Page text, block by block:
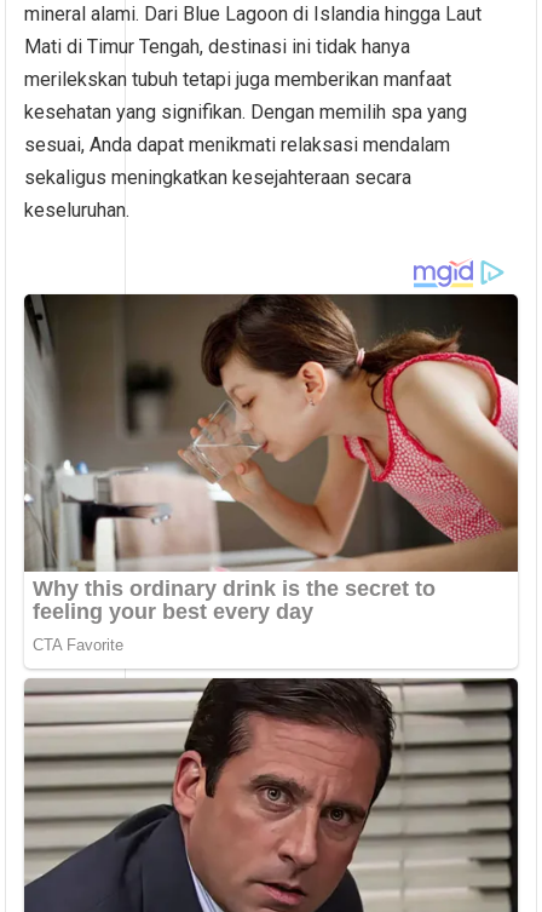
mineral alami. Dari Blue Lagoon di Islandia hingga Laut
Mati di Timur Tengah, destinasi ini tidak hanya
merilekskan tubuh tetapi juga memberikan manfaat
kesehatan yang signifikan. Dengan memilih spa yang
sesuai, Anda dapat menikmati relaksasi mendalam
sekaligus meningkatkan kesejahteraan secara
keseluruhan.